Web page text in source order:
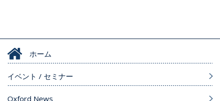
ホーム
イベント / セミナー
Oxford News